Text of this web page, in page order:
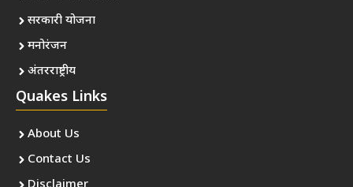
सरकारी योजना
मनोरंजन
अंतरराष्ट्रीय
Quakes Links
About Us
Contact Us